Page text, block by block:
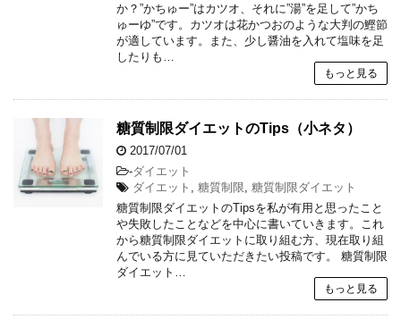
か？”かちゅー”はカツオ、それに”湯”を足して”かち
ゅーゆ”です。カツオは花かつおのような大判の鰹節
が適しています。また、少し醤油を入れて塩味を足
したりも…
もっと見る
糖質制限ダイエットのTips（小ネタ）
2017/07/01
-ダイエット
ダイエット
糖質制限 糖質制限ダイエット
糖質制限ダイエットのTipsを私が有用と思ったこと
や失敗したことなどを中心に書いていきます。これ
から糖質制限ダイエットに取り組む方、現在取り組
んでいる方に見ていただきたい投稿です。 糖質制限
ダイエット…
もっと見る